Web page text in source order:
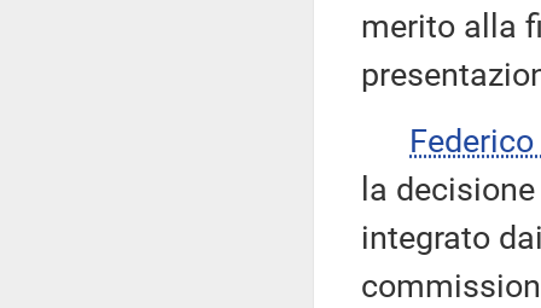
merito alla
la
integrato